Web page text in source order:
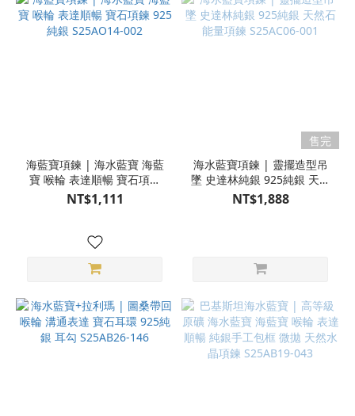
海藍寶項鍊 | 海水藍寶 海藍
寶 喉輪 表達順暢 寶石項鍊
925純銀 S25AO14-002
NT$1,111
售完
海水藍寶項鍊 | 靈擺造型吊
墜 史達林純銀 925純銀 天然
石能量項鍊 S25AC06-001
NT$1,888